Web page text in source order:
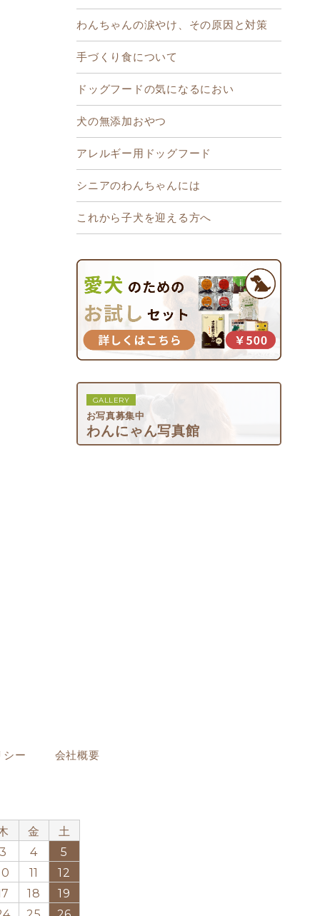
わんちゃんの涙やけ、その原因と対策
手づくり食について
ドッグフードの気になるにおい
犬の無添加おやつ
アレルギー用ドッグフード
シニアのわんちゃんには
これから子犬を迎える方へ
GALLERY
お写真募集中
わんにゃん写真館
シー 会社概要
金
土
3 4
5
11
12
18
19